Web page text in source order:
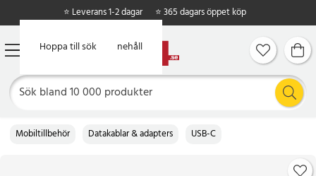
Hoppa till huvudinnehåll
Hoppa till sök
⭐ Leverans 1-2 dagar ⭐ 365 dagars öppet köp
Mobiltillbehör Datakablar & adapters USB-C